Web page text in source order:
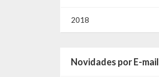
2018
Novidades por E-mail